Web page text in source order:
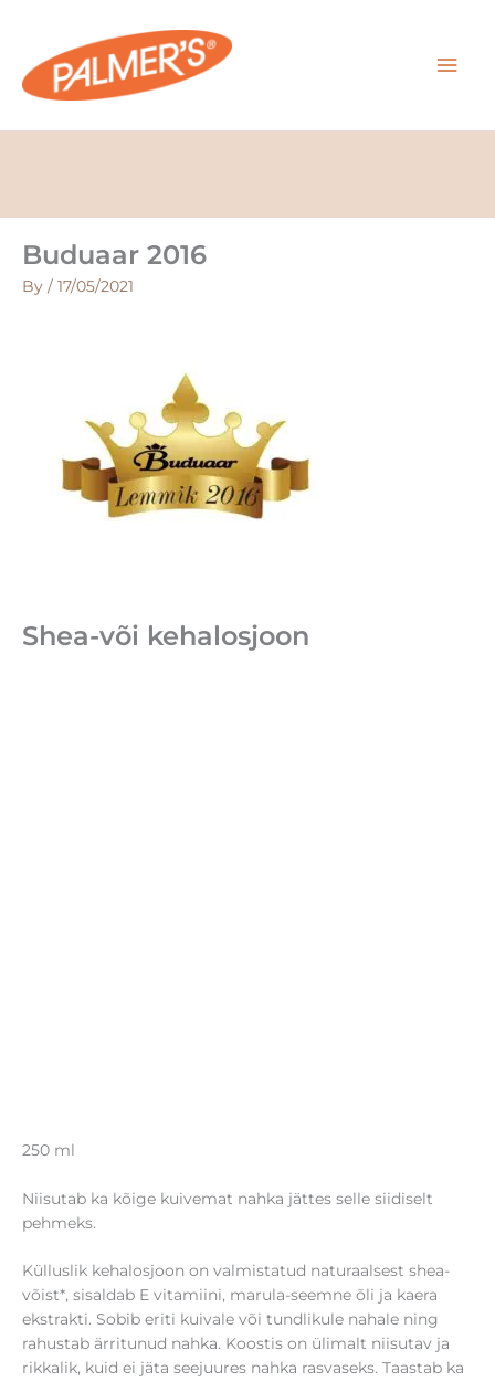
content
Buduaar 2016
By / 17/05/2021
Shea-või kehalosjoon
250 ml
Niisutab ka kõige kuivemat nahka jättes selle siidiselt
pehmeks.
Külluslik kehalosjoon on valmistatud naturaalsest shea-
võist*, sisaldab E vitamiini, marula-seemne õli ja kaera
ekstrakti. Sobib eriti kuivale või tundlikule nahale ning
rahustab ärritunud nahka. Koostis on ülimalt niisutav ja
rikkalik, kuid ei jäta seejuures nahka rasvaseks. Taastab ka